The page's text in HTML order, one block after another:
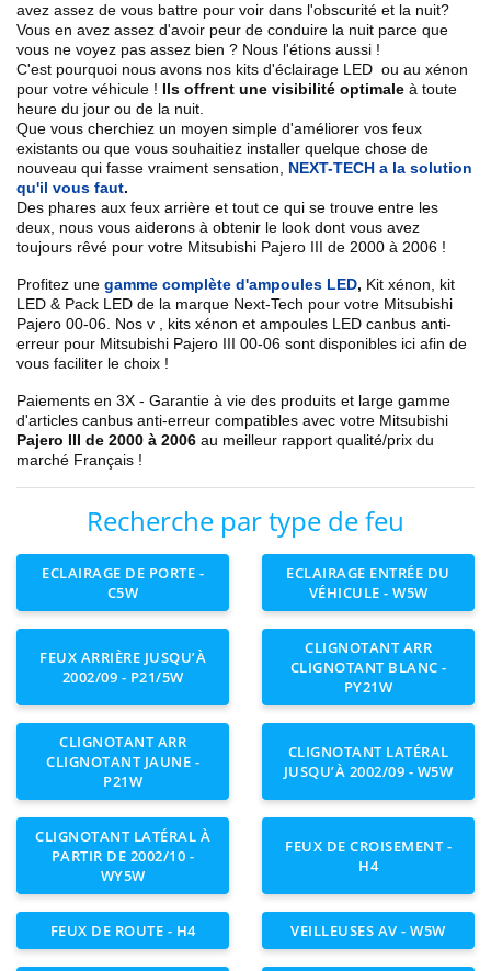
avez assez de vous battre pour voir dans l'obscurité et la nuit?
Vous en avez assez d'avoir peur de conduire la nuit parce que
vous ne voyez pas assez bien ? Nous l'étions aussi !
C'est pourquoi nous avons nos kits d'éclairage LED ou au xénon
pour votre véhicule ! Ils offrent une visibilité optimale à toute
heure du jour ou de la nuit.
Que vous cherchiez un moyen simple d'améliorer vos feux
existants ou que vous souhaitiez installer quelque chose de
nouveau qui fasse vraiment sensation,
NEXT-TECH a la solution
qu'il vous faut.
Des phares aux feux arrière et tout ce qui se trouve entre les
deux, nous vous aiderons à obtenir le look dont vous avez
toujours rêvé pour votre Mitsubishi Pajero III de 2000 à 2006 !
Profitez une gamme complète d'ampoules LED, Kit xénon, kit
LED & Pack LED de la marque Next-Tech pour votre Mitsubishi
Pajero 00-06 . Nos v
, kits xénon et ampoules LED canbus anti-
erreur pour Mitsubishi Pajero III 00-06 sont disponibles ici afin de
vous faciliter le choix !
Paiements en 3X - Garantie à vie des produits et large gamme
d'articles canbus anti-erreur compatibles avec votre Mitsubishi
Pajero III de 2000 à 2006 au meilleur rapport qualité/prix du
marché Français !
Recherche par type de feu
ECLAIRAGE DE PORTE -
C5W
ECLAIRAGE ENTRÉE DU
VÉHICULE - W5W
FEUX ARRIÈRE JUSQU’À
2002/09 - P21/5W
CLIGNOTANT ARR
CLIGNOTANT BLANC -
PY21W
CLIGNOTANT ARR
CLIGNOTANT JAUNE -
P21W
CLIGNOTANT LATÉRAL
JUSQU’À 2002/09 - W5W
CLIGNOTANT LATÉRAL À
PARTIR DE 2002/10 -
WY5W
FEUX DE CROISEMENT -
H4
FEUX DE ROUTE - H4 VEILLEUSES AV - W5W